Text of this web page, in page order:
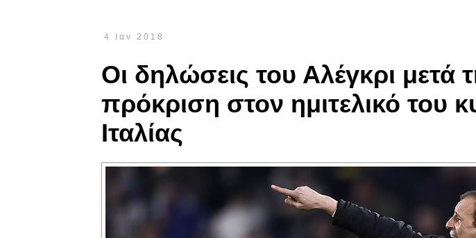
4 Ιαν 2018
Οι δηλώσεις του Αλέγκρι μετά
πρόκριση στον ημιτελικό του
Ιταλίας